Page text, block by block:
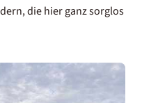
die hier ganz sorglos